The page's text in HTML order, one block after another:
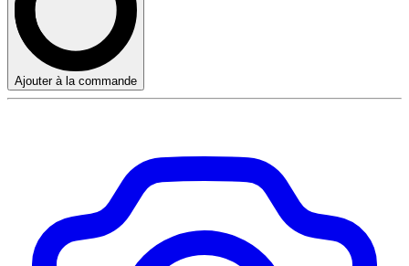
Ajouter à la commande